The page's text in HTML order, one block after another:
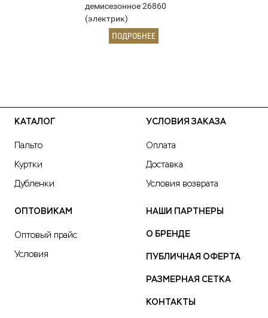
демисезонное 26860
(электрик)
ПОДРОБНЕЕ
КАТАЛОГ
Пальто
Куртки
Дубленки
УСЛОВИЯ ЗАКАЗА
Оплата
Доставка
Условия возврата
ОПТОВИКАМ
Оптовый прайс
Условия
НАШИ ПАРТНЕРЫ
О БРЕНДЕ
ПУБЛИЧНАЯ ОФЕРТА
РАЗМЕРНАЯ СЕТКА
КОНТАКТЫ